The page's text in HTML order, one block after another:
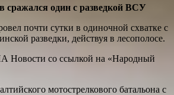
сражался один с разведкой ВСУ
почти сутки в одиночной схватке с
разведки, действуя в лесополосе.
Новости со ссылкой на «Народный
мотострелкового батальона с